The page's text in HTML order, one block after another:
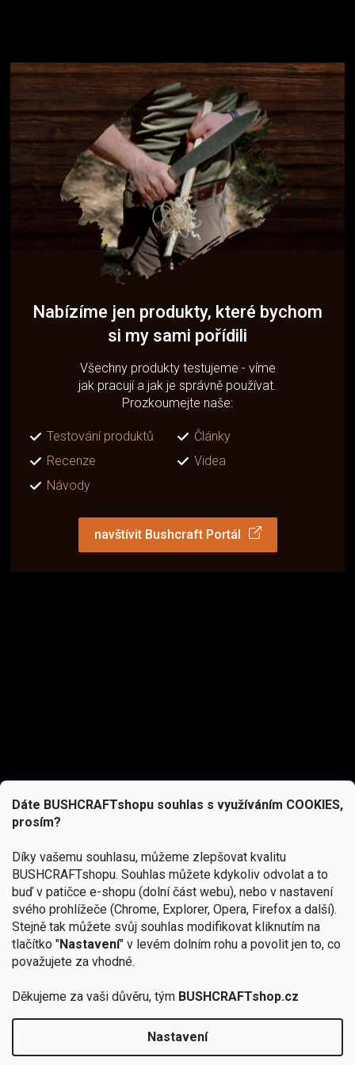
Dáte BUSHCRAFTshopu souhlas s využíváním COOKIES,
prosím?
Díky vašemu souhlasu, můžeme zlepšovat kvalitu
BUSHCRAFTshopu. Souhlas můžete kdykoliv odvolat a to
buď v patičce e-shopu (dolní část webu), nebo v nastavení
svého prohlížeče (Chrome, Explorer, Opera, Firefox a další).
Stejně tak můžete svůj souhlas modifikovat kliknutím na
tlačítko "Nastavení" v levém dolním rohu a povolit jen to, co
považujete za vhodné.
Děkujeme za vaši důvěru, tým BUSHCRAFTshop.cz
Nastavení
Nabízíme jen produkty, které bychom
si my sami pořídili
Všechny produkty testujeme - víme
jak pracují a jak je správně používat.
Prozkoumejte naše:
Testování produktů
Články
Recenze
Videa
Návody
navštívit Bushcraft Portál
podmínkami ochrany osobních údajů
Copyright 2026BUSHCRAFTshop.cz. Všechna práva